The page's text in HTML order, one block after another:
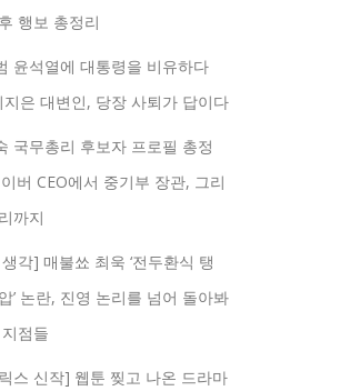
행보 총정리
윤석열에 대통령을 비유하다
지은 대변인, 당장 사퇴가 답이다
국무총리 후보자 프로필 총정
버 CEO에서 중기부 장관, 그리
까지
각] 매불쑈 최욱 ‘전두환식 탱
’ 논란, 진영 논리를 넘어 돌아봐
점들
스 신작] 웹툰 찢고 나온 드라마